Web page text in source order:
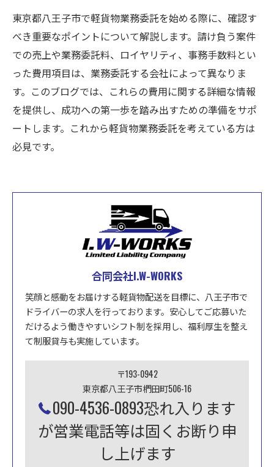
東京都八王子市で軽貨物業務委託を始める際に、確認す
べき重要なポイントについて解説します。請け負う案件
での売上や業務委託料、ロイヤリティ、事務手数料とい
った費用項目は、業務委託する会社によって異なりま
す。このブログでは、これらの費用に関する詳細な情報
を提供し、成功への第一歩を踏み出すための準備をサポ
ートします。これから軽貨物業務委託を考えている方は
必見です。
合同会社I.W-WORKS
笑顔と感動をお届けする軽貨物配送を目標に、八王子市で
ドライバーの求人を行っております。安心してご応募いた
だけるよう働きやすいシフト制を採用し、福利厚生を整え
て制服貸与も実施しています。
〒193-0942
東京都八王子市椚田町506-16
090-4536-0893恐れ入ります
が営業電話等は固くお断り申
し上げます